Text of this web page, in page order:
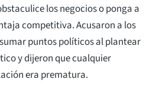
los negocios o ponga a
competitiva. Acusaron a los
puntos políticos al plantear
y dijeron que cualquier
era prematura.